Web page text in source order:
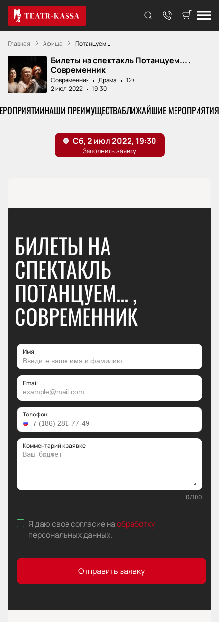
Главная Афиша Потанцуем...
Билеты на спектакль Потанцуем... ,
Современник
Современник Драма
12+
2 июл. 2022
19:30
НАШИ ПРЕИМУЩЕСТВАБЛИЖАЙШИЕ МЕРОПРИЯТИЯ
БИЛЕТЫ НА
СПЕКТАКЛЬ
ПОТАНЦУЕМ... ,
СОВРЕМЕННИК
Имя
Email
Телефон
Комментарий к заявке
0/100
Я даю свое согласие наобработку
персональных данных.
Отправить заявку